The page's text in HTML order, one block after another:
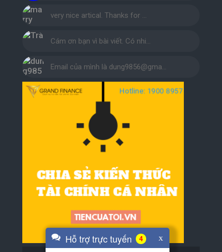
very nice artical. Thanks for …
Cám ơn bạn vì bài viết. Có nhi…
Email của mình là dung9856@gma…
Hỗ trợ trực tuyến 4 x